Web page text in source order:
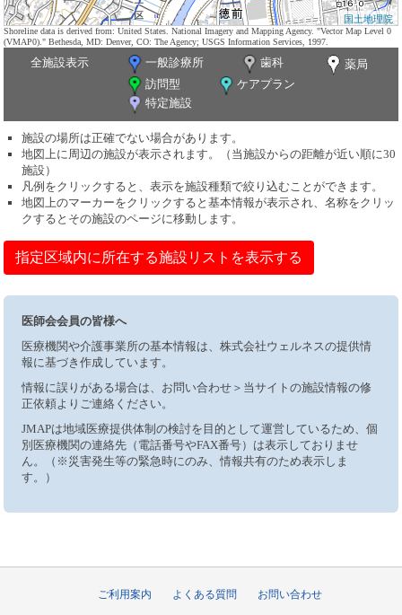
国土地理院
Shoreline data is derived from: United States. National Imagery and Mapping Agency. "Vector Map Level 0
(VMAP0)." Bethesda, MD: Denver, CO: The Agency; USGS Information Services, 1997.
全施設表示 一般診療所 歯科
薬局
訪問型
ケアプラン
特定施設
施設の場所は正確でない場合があります。
地図上に周辺の施設が表示されます。（当施設からの距離が近い順に30
施設）
凡例をクリックすると、表示を施設種類で絞り込むことができます。
地図上のマーカーをクリックすると基本情報が表示され、名称をクリッ
クするとその施設のページに移動します。
指定区域内に所在する施設リストを表示する
医師会会員の皆様へ
医療機関や介護事業所の基本情報は、株式会社ウェルネスの提供情
報に基づき作成しています。
情報に誤りがある場合は、お問い合わせ＞当サイトの施設情報の修
正依頼よりご連絡ください。
JMAPは地域医療提供体制の検討を目的として運営しているため、個
別医療機関の連絡先（電話番号やFAX番号）は表示しておりませ
ん。（※災害発生等の緊急時にのみ、情報共有のため表示しま
す。）
ご利用案内 よくある質問 お問い合わせ